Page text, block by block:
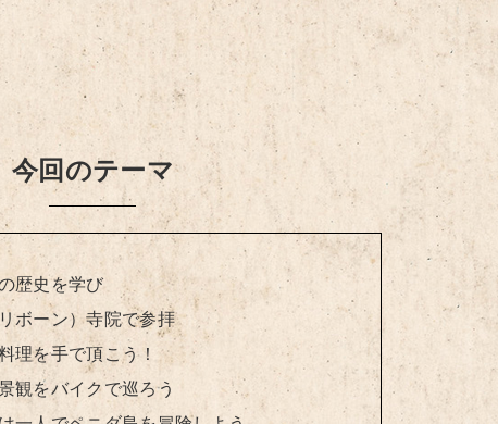
今回のテーマ
歴史を学び
ボーン）寺院で参拝
理を手で頂こう！
観をバイクで巡ろう